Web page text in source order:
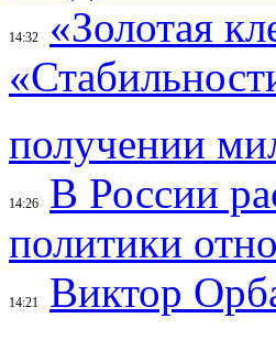
14:32
«Золотая
получении
14:26
В России
политики
14:21
Виктор